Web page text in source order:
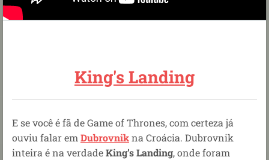
King's Landing
E se você é fã de Game of Thrones, com certeza já
ouviu falar emDubrovnikna Croácia. Dubrovnik
inteira é na verdadeKing’s Landing, onde foram